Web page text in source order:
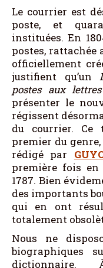
Le courrier est
poste, et
instituées. En
postes, rattachée
officiellement
justifient qu’un
postes aux lettres
présenter le
régissent
du courrier. Ce
premier du
rédigé par
première fois en
1787. Bien
des importants
qui en ont
totalement
Nous ne
biographiques